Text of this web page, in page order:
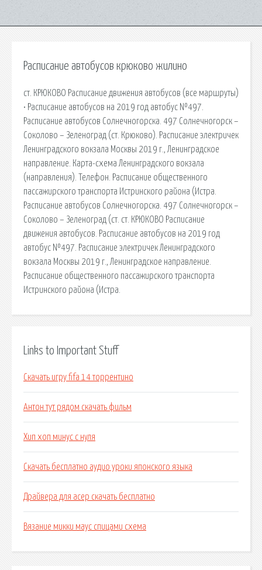
Расписание автобусов крюково жилино
ст. КРЮКОВО Расписание движения автобусов (все маршруты)
• Расписание автобусов на 2019 год автобус №497.
Расписание автобусов Солнечногорска. 497 Солнечногорск –
Соколово – Зеленоград (ст. Крюково). Расписание электричек
Ленинградского вокзала Москвы 2019 г., Ленинградское
направление. Карта-схема Ленинградского вокзала
(направления). Телефон. Расписание общественного
пассажирского транспорта Истринского района (Истра.
Расписание автобусов Солнечногорска. 497 Солнечногорск –
Соколово – Зеленоград (ст. ст. КРЮКОВО Расписание
движения автобусов. Расписание автобусов на 2019 год
автобус №497. Расписание электричек Ленинградского
вокзала Москвы 2019 г., Ленинградское направление.
Расписание общественного пассажирского транспорта
Истринского района (Истра.
Links to Important Stuff
Скачать игру fifa 14 торрентино
Антон тут рядом скачать фильм
Хип хоп минус с нуля
Скачать бесплатно аудио уроки японского языка
Драйвера для асер скачать бесплатно
Вязание микки маус спицами схема